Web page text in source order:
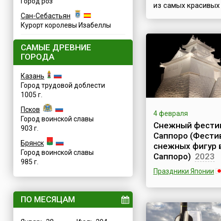
Сан-Себастьян
Курорт королевы Изабеллы
САМЫЕ ДРЕВНИЕ
ГОРОДА
Казань
Город трудовой доблести
1005 г.
Псков
Город воинской славы
903 г.
Брянск
Город воинской славы
985 г.
ПО МЕСЯЦАМ
из самых красивых
ежегодно на
страны, в городе
(Chiang Mai Flower
Праздник
первую пятницу
длится три
свидетельствует,
когда-то давным-
город Чиангмай
«розой севера»
the North).
это самый
город на севере
Таиланда....
4 февраля
Снежный
Саппоро
снежных фигур
Саппоро) 2023
Праздники Японии
Несомненно,
фестивалями в
можно назвать те,